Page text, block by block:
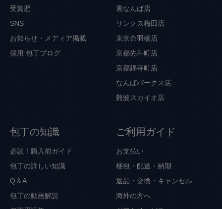
受賞歴
SNS
お知らせ・メディア掲載
採用 包丁ブログ
裏なんば店
リンクス梅田店
東京合羽橋店
京都先斗町店
京都錦寺町店
なんばパークス店
難波スカイオ店
包丁の知識
必読！購入前ガイド
包丁の詳しい知識
Q＆A
包丁の動画解説
ご利用ガイド
お支払い
梱包・配送・納期
返品・交換・キャンセル
海外の方へ